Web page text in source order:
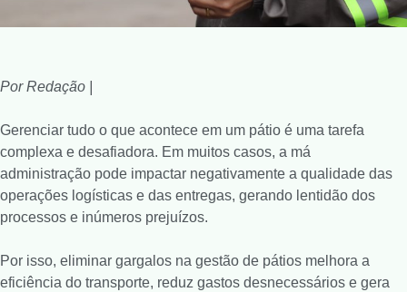
Por Redação |
Gerenciar tudo o que acontece em um pátio é uma tarefa
complexa e desafiadora. Em muitos casos, a má
administração pode impactar negativamente a qualidade das
operações logísticas e das entregas, gerando lentidão dos
processos e inúmeros prejuízos.
Por isso, eliminar gargalos na gestão de pátios melhora a
eficiência do transporte, reduz gastos desnecessários e gera